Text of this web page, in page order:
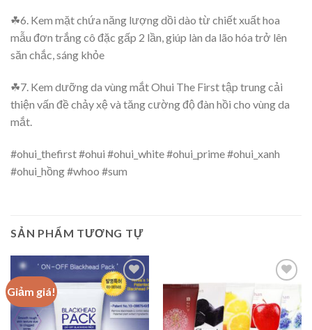
☘6. Kem mặt chứa năng lượng dồi dào từ chiết xuất hoa
mẫu đơn trắng cô đặc gấp 2 lần, giúp làn da lão hóa trở lên
săn chắc, sáng khỏe
☘7. Kem dưỡng da vùng mắt Ohui The First tập trung cải
thiện vấn đề chảy xệ và tăng cường độ đàn hồi cho vùng da
mắt.
#ohui_thefirst #ohui #ohui_white #ohui_prime #ohui_xanh
#ohui_hồng #whoo #sum
SẢN PHẨM TƯƠNG TỰ
Giảm giá!
Add to
Add to
wishlist